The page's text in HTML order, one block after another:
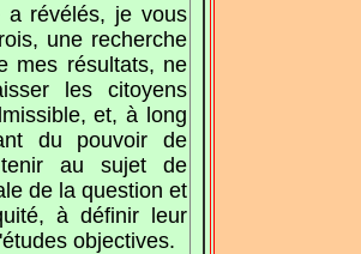
révélés, je vous
une recherche
mes résultats, ne
les citoyens
et, à long
du pouvoir de
tenir au sujet de
de la question et
à définir leur
objectives.